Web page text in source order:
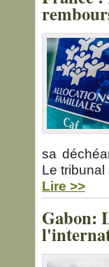
sa
Le tribunal
Lire >>
Gabon: